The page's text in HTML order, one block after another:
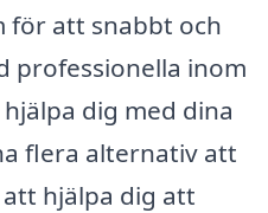
för att snabbt och
professionella inom
dig med dina
flera alternativ att
hjälpa dig att